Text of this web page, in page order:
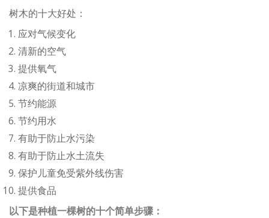
树木的十大好处：
应对气候变化
清新的空气
提供氧气
凉爽的街道和城市
节约能源
节约用水
有助于防止水污染
有助于防止水土流失
保护儿童免受紫外线伤害
提供食品
以下是种植一棵树的十个简单步骤：